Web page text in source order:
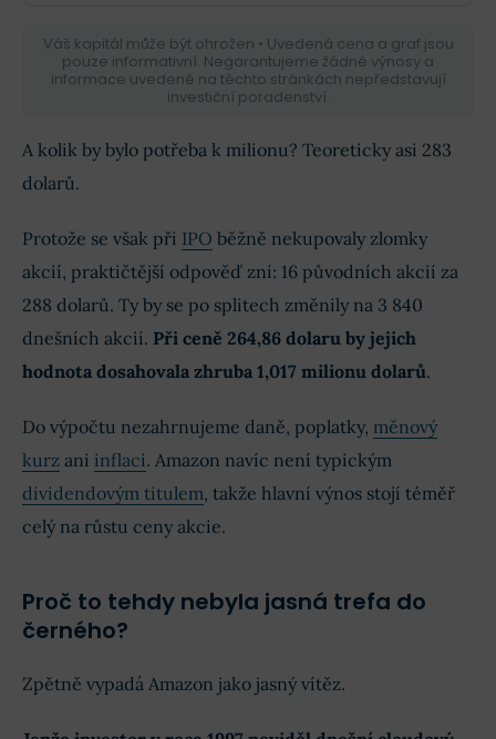
Váš kapitál může být ohrožen • Uvedená cena a graf jsou
pouze informativní. Negarantujeme žádné výnosy a
informace uvedené na těchto stránkách nepředstavují
investiční poradenství.
A kolik by bylo potřeba k milionu? Teoreticky asi 283
dolarů.
Protože se však při IPO běžně nekupovaly zlomky
akcií, praktičtější odpověď zní: 16 původních akcií za
288 dolarů. Ty by se po splitech změnily na 3 840
dnešních akcií. Při ceně 264,86 dolaru by jejich
hodnota dosahovala zhruba 1,017 milionu dolarů.
Do výpočtu nezahrnujeme daně, poplatky, měnový
kurz ani inflaci. Amazon navíc není typickým
dividendovým titulem, takže hlavní výnos stojí téměř
celý na růstu ceny akcie.
Proč to tehdy nebyla jasná trefa do
černého?
Zpětně vypadá Amazon jako jasný vítěz.